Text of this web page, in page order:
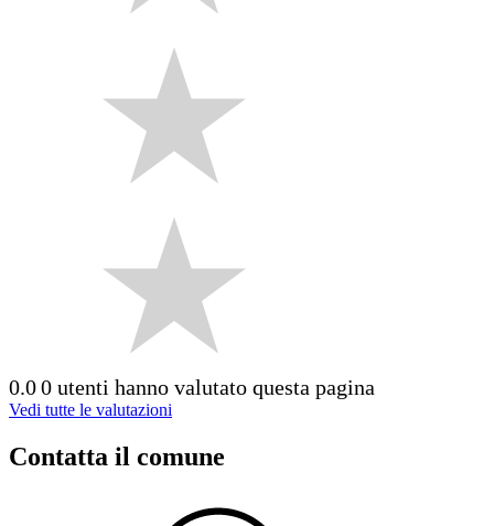
0.00 utenti hanno valutato questa pagina
Vedi tutte le valutazioni
Contatta il comune